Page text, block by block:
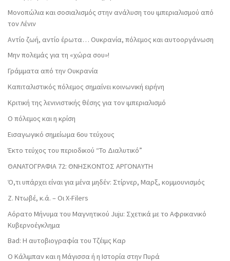
Μονοπώλια και σοσιαλισμός στην ανάλυση του ιμπεριαλισμού από
τον Λένιν
Αντίο ζωή, αντίο έρωτα… Ουκρανία, πόλεμος και αυτοοργάνωση
Μην πολεμάς για τη «χώρα σου»!
Γράμματα από την Ουκρανία
Καπιταλιστικός πόλεμος σημαίνει κοινωνική ειρήνη
Κριτική της λενινιστικής θέσης για τον ιμπεριαλισμό
Ο πόλεμος και η κρίση
Εισαγωγικό σημείωμα 6ου τεύχους
Έκτο τεύχος του περιοδικού “Το Διαλυτικό”
ΘΑΝΑΤΟΓΡΑΦΙΑ 72: ΘΝΗΣΚΟΝΤOΣ ΑΡΓΟΝΑΥΤΗ
Ό,τι υπάρχει είναι για μένα μηδέν: Στίρνερ, Μαρξ, κομμουνισμός
Ζ. Ντωβέ, κ.ά. – Οι X-Filers
Αόρατο Μήνυμα του Μαγνητικού Juju: Σχετικά με το Αφρικανικό
Κυβερνοέγκλημα
Bad: Η αυτοβιογραφία του Τζέιμς Καρ
Ο Κάλιμπαν και η Μάγισσα ή η Ιστορία στην Πυρά